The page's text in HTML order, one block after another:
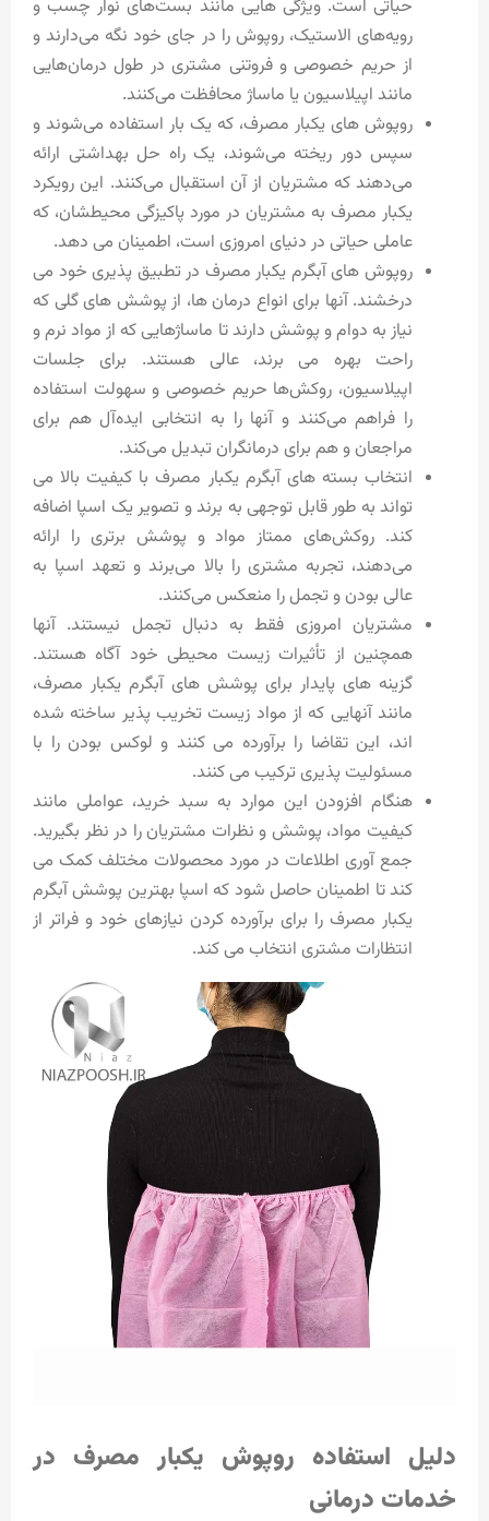
حیاتی است. ویژگی‌ هایی مانند بست‌های نوار چسب و
رویه‌های الاستیک، روپوش را در جای خود نگه می‌دارند و
از حریم خصوصی و فروتنی مشتری در طول درمان‌هایی
مانند اپیلاسیون یا ماساژ محافظت می‌کنند.
روپوش های یکبار مصرف، که یک بار استفاده می‌شوند و
سپس دور ریخته می‌شوند، یک راه حل بهداشتی ارائه
می‌دهند که مشتریان از آن استقبال می‌کنند. این رویکرد
یکبار مصرف به مشتریان در مورد پاکیزگی محیطشان، که
عاملی حیاتی در دنیای امروزی است، اطمینان می دهد.
روپوش های آبگرم یکبار مصرف در تطبیق پذیری خود می
درخشند. آنها برای انواع درمان ها، از پوشش های گلی که
نیاز به دوام و پوشش دارند تا ماساژهایی که از مواد نرم و
راحت بهره می برند، عالی هستند. برای جلسات
اپیلاسیون، روکش‌ها حریم خصوصی و سهولت استفاده
را فراهم می‌کنند و آنها را به انتخابی ایده‌آل هم برای
مراجعان و هم برای درمانگران تبدیل می‌کند.
انتخاب بسته های آبگرم یکبار مصرف با کیفیت بالا می
تواند به طور قابل توجهی به برند و تصویر یک اسپا اضافه
کند. روکش‌های ممتاز مواد و پوشش برتری را ارائه
می‌دهند، تجربه مشتری را بالا می‌برند و تعهد اسپا به
عالی بودن و تجمل را منعکس می‌کنند.
مشتریان امروزی فقط به دنبال تجمل نیستند. آنها
همچنین از تأثیرات زیست محیطی خود آگاه هستند.
گزینه های پایدار برای پوشش های آبگرم یکبار مصرف،
مانند آنهایی که از مواد زیست تخریب پذیر ساخته شده
اند، این تقاضا را برآورده می کنند و لوکس بودن را با
مسئولیت پذیری ترکیب می کنند.
هنگام افزودن این موارد به سبد خرید، عواملی مانند
کیفیت مواد، پوشش و نظرات مشتریان را در نظر بگیرید.
جمع آوری اطلاعات در مورد محصولات مختلف کمک می
کند تا اطمینان حاصل شود که اسپا بهترین پوشش آبگرم
یکبار مصرف را برای برآورده کردن نیازهای خود و فراتر از
انتظارات مشتری انتخاب می کند.
دلیل استفاده روپوش یکبار مصرف در
خدمات درمانی